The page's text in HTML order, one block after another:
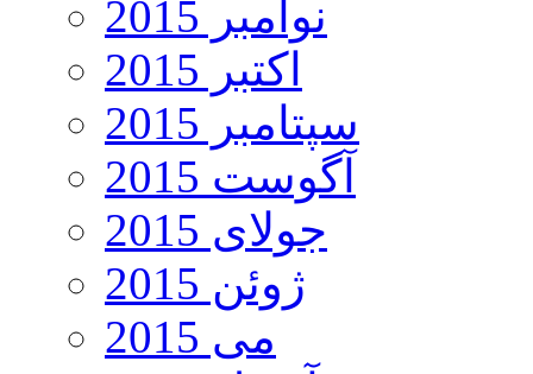
نوامبر 2015
اکتبر 2015
سپتامبر 2015
آگوست 2015
جولای 2015
ژوئن 2015
می 2015